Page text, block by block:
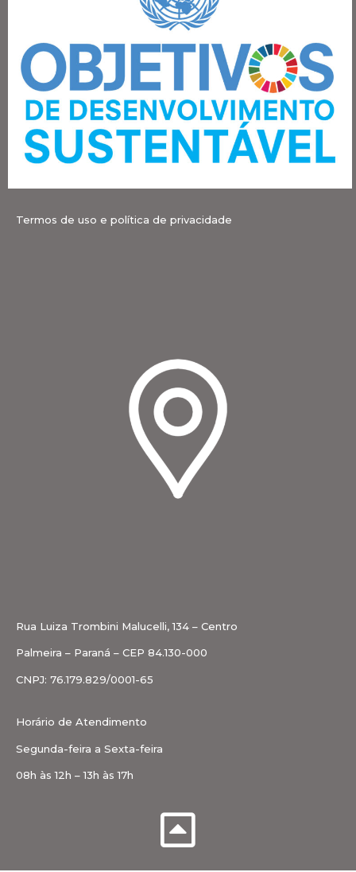
Termos de uso e política de privacidade
Rua Luiza Trombini Malucelli, 134 – Centro
Palmeira – Paraná – CEP 84.130-000
CNPJ: 76.179.829/0001-65
Horário de Atendimento
Segunda-feira a Sexta-feira
08h às 12h – 13h às 17h